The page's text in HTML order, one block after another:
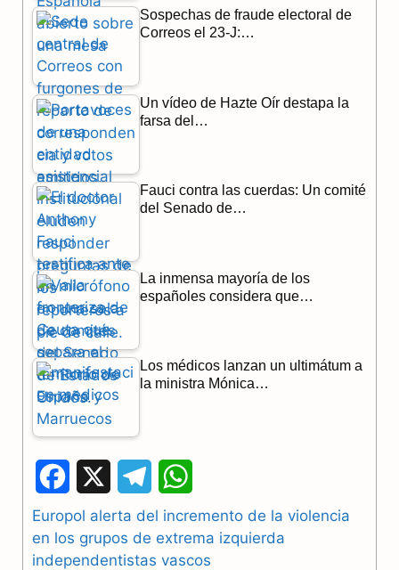
o
k
a
p
Sospechas de fraude electoral de
Correos el 23-J:…
Un vídeo de Hazte Oír destapa la
farsa del…
Fauci contra las cuerdas: Un comité
del Senado de…
La inmensa mayoría de los
españoles considera que…
Los médicos lanzan un ultimátum a
la ministra Mónica…
a
c
e
h
a
Europol alerta del incremento de la violencia
en los grupos de extrema izquierda
independentistas vascos